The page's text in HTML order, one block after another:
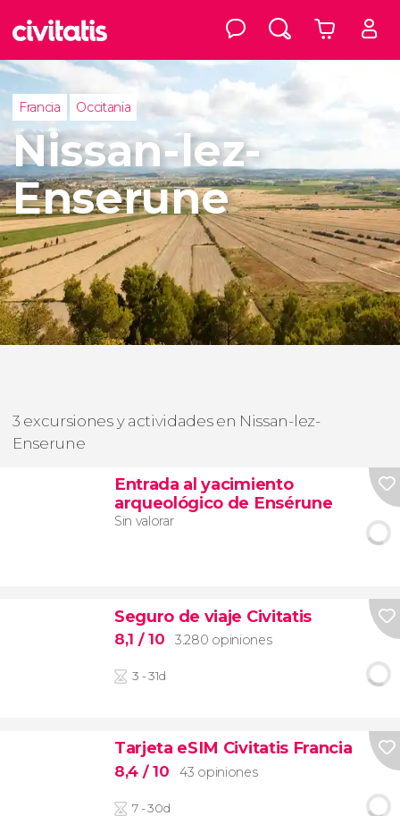
Francia Occitania
Nissan-lez-
Enserune
3 excursiones y actividades en Nissan-lez-
Enserune
Entrada al yacimiento
arqueológico de Ensérune
Sin valorar
Seguro de viaje Civitatis
8,1 / 10 3.280 opiniones
3 - 31d
Tarjeta eSIM Civitatis Francia
8,4 / 10 43 opiniones
7 - 30d